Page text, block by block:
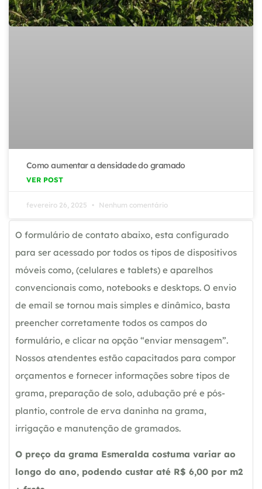
Como aumentar a densidade do gramado
VER POST
fevereiro 26, 2025 Nenhum comentário
O formulário de contato abaixo, esta configurado
para ser acessado por todos os tipos de dispositivos
móveis como, (celulares e tablets) e aparelhos
convencionais como, notebooks e desktops. O envio
de email se tornou mais simples e dinâmico, basta
preencher corretamente todos os campos do
formulário, e clicar na opção “enviar mensagem”.
Nossos atendentes estão capacitados para compor
orçamentos e fornecer informações sobre tipos de
grama, preparação de solo, adubação pré e pós-
plantio, controle de erva daninha na grama,
irrigação e manutenção de gramados.
O preço da grama Esmeralda costuma variar ao
longo do ano, podendo custar até R$ 6,00 por m2